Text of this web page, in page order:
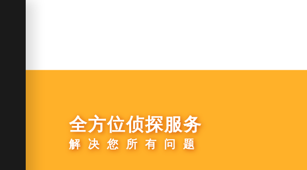
全方位侦探服务
解决您所有问题